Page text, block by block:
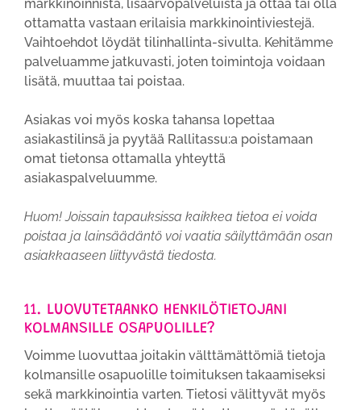
markkinoinnista, lisäarvopalveluista ja ottaa tai olla
ottamatta vastaan erilaisia markkinointiviestejä.
Vaihtoehdot löydät tilinhallinta-sivulta. Kehitämme
palveluamme jatkuvasti, joten toimintoja voidaan
lisätä, muuttaa tai poistaa.
Asiakas voi myös koska tahansa lopettaa
asiakastilinsä ja pyytää Rallitassu:a poistamaan
omat tietonsa ottamalla yhteyttä
asiakaspalveluumme.
Huom! Joissain tapauksissa kaikkea tietoa ei voida
poistaa ja lainsäädäntö voi vaatia säilyttämään osan
asiakkaaseen liittyvästä tiedosta.
11. LUOVUTETAANKO HENKILÖTIETOJANI
KOLMANSILLE OSAPUOLILLE?
Voimme luovuttaa joitakin välttämättömiä tietoja
kolmansille osapuolille toimituksen takaamiseksi
sekä markkinointia varten. Tietosi välittyvät myös